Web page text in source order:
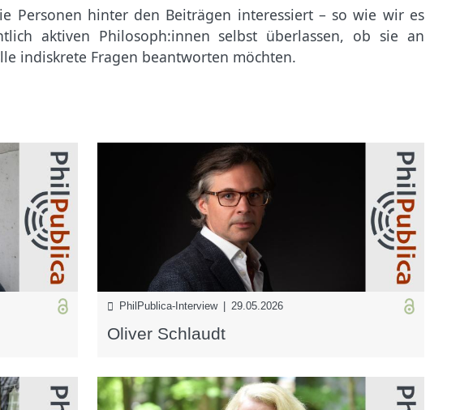
indiskrete Fragen beantworten möchten.
PhilPublica-Interview | 29.05.2026
Oliver Schlaudt